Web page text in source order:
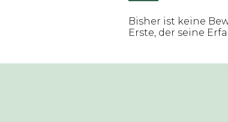
Bisher ist keine
Erste, der seine